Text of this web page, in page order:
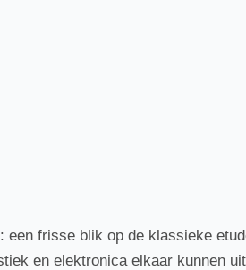
frisse blik op de klassieke
en elektronica elkaar kunnen